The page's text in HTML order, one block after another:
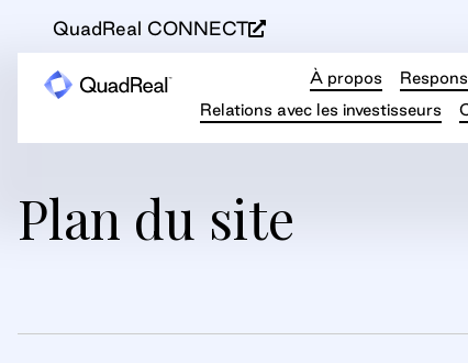
QuadReal CONNECT
À propos
Relations avec les investisseurs
Plan du site